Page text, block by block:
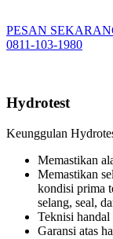
PESAN
0811-103-1980
Hydrotest
Keunggulan
Memastikan
Memastikan
kondisi prima
selang, seal,
Teknisi handal
Garansi atas